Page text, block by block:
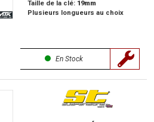
Taille de la clé: 19mm
Plusieurs longueurs au choix
En Stock